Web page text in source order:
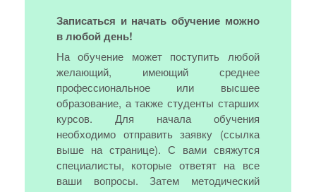
Записаться и начать обучение можно
в любой день!
На обучение может поступить любой
желающий, имеющий среднее
профессиональное или высшее
образование, а также студенты старших
курсов. Для начала обучения
необходимо отправить заявку (ссылка
выше на странице). С вами свяжутся
специалисты, которые ответят на все
ваши вопросы. Затем методический